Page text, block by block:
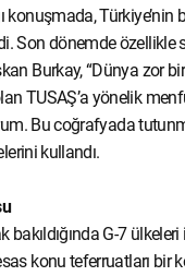
konuşmada,
Son dönemde özellikle
Burkay, “Dünya zor
TUSAŞ’a yönelik
Bu coğrafyada
kullandı.
bakıldığında G-7
konu teferruatları bir